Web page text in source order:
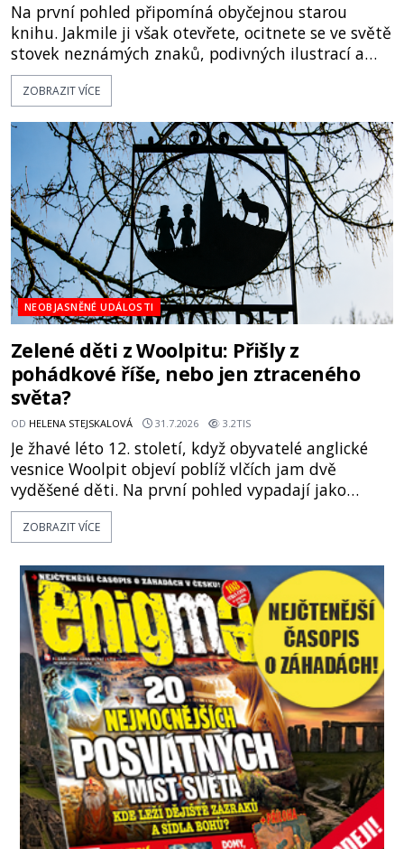
Na první pohled připomíná obyčejnou starou
knihu. Jakmile ji však otevřete, ocitnete se ve světě
stovek neznámých znaků, podivných ilustrací a
textu, který už téměř dvě století vzdoruje všem
pokusům o rozluštění. Rohoncský kodex patří mezi
jistotou neví, kdo jej napsal, kdy vznikl ani co
vlastně vypráví. Rohoncský kodex se poprvé
objevuje v roce
ZOBRAZIT VÍCE
NEOBJASNĚNÉ UDÁLOSTI
Zelené děti z Woolpitu: Přišly z
pohádkové říše, nebo jen ztraceného
světa?
OD HELENA STEJSKALOVÁ 31.7.2026 3.2TIS
Je žhavé léto 12. století, když obyvatelé anglické
vesnice Woolpit objeví poblíž vlčích jam dvě
vyděšené děti. Na první pohled vypadají jako
každé jiné, až na jednu děsivou výjimku. Jejich
kůže má nazelenalý odstín, mluví
kromě syrových bobů. Příběh se rychle stává
jednou z největších záhad středověké Anglie a ani
po téměř devíti stech letech není
ZOBRAZIT VÍCE